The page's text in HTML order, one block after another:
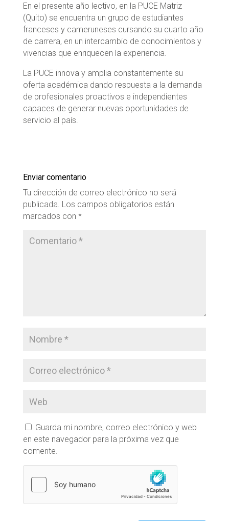
En el presente año lectivo, en la PUCE Matriz
(Quito) se encuentra un grupo de estudiantes
franceses y cameruneses cursando su cuarto año
de carrera, en un intercambio de conocimientos y
vivencias que enriquecen la experiencia.
La PUCE innova y amplia constantemente su
oferta académica dando respuesta a la demanda
de profesionales proactivos e independientes
capaces de generar nuevas oportunidades de
servicio al país.
Enviar comentario
Tu dirección de correo electrónico no será
publicada. Los campos obligatorios están
marcados con *
Guarda mi nombre, correo electrónico y web
en este navegador para la próxima vez que
comente.